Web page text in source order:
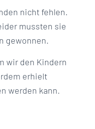
nicht fehlen.
mussten sie
gewonnen.
wir den Kindern
erhielt
werden kann.